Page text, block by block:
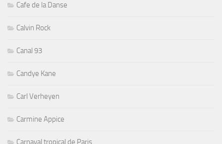
Cafe de la Danse
Calvin Rock
Canal 93
Candye Kane
Carl Verheyen
Carmine Appice
Carnaval tropical de Paris